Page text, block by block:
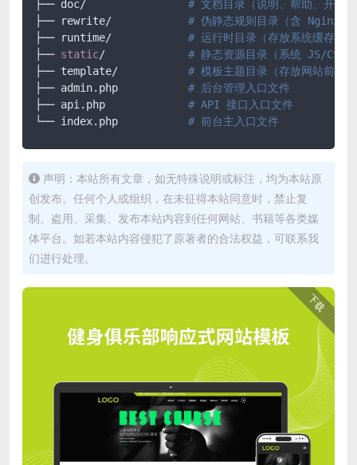
# 文档目录（说明、帮助、开发
# 伪静态规则目录（含 Nginx/
# 运行时目录（存放系统缓存、
├── static
# 静态资源目录（系统 JS/CSS
# 模板主题目录（存放网站前端
# 后台管理入口文件
# API 接口入口文件
# 前台主入口文件
声明：本站所有文章，如无特殊说明或标注，均为本站原
创发布。任何个人或组织，在未征得本站同意时，禁止复
制、盗用、采集、发布本站内容到任何网站、书籍等各类媒
体平台。如若本站内容侵犯了原著者的合法权益，可联系我
们进行处理。
下载